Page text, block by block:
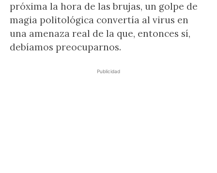
próxima la hora de las brujas, un golpe de
magia politológica convertía al virus en
una amenaza real de la que, entonces sí,
debíamos preocuparnos.
Publicidad